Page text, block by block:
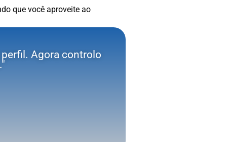
que você aproveite ao
Agora controlo